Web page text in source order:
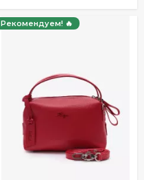
Рекомендуем! 🔥